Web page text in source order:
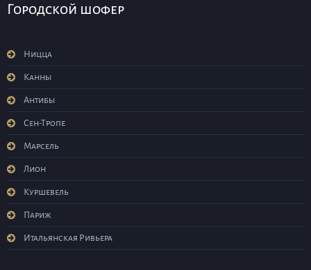
Городской шофер
Ницца
Канны
Антибы
Сен-Тропе
Марсель
Лион
Куршевель
Париж
Итальянская Ривьера